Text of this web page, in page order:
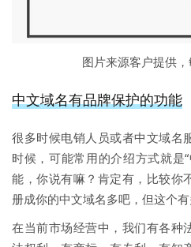
图片来源客户提供
中文域名有品牌保护的功能
很多时候电销人员或者中文域名
时候，可能常用的介绍方式就是
能，你说有嘛？肯定有，比较你
册成你的中文域名多吧，但这个
在当前市场经营中，我们有各种